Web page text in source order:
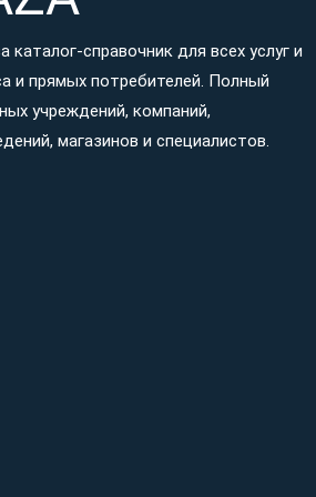
справочник для всех услуг и
и прямых потребителей. Полный
учреждений, компаний,
магазинов и специалистов.